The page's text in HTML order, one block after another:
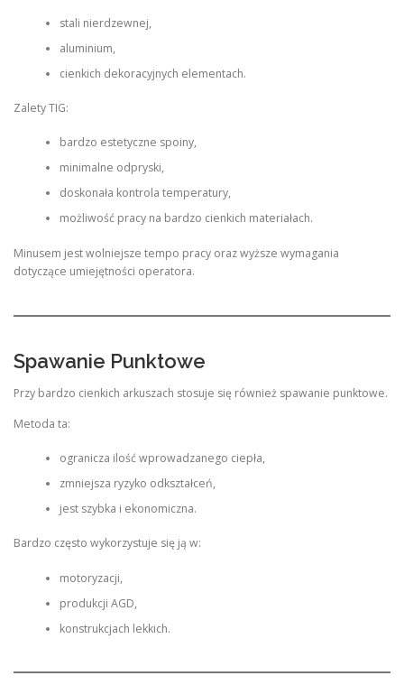
stali nierdzewnej,
aluminium,
cienkich dekoracyjnych elementach.
Zalety TIG:
bardzo estetyczne spoiny,
minimalne odpryski,
doskonała kontrola temperatury,
możliwość pracy na bardzo cienkich materiałach.
Minusem jest wolniejsze tempo pracy oraz wyższe wymagania
dotyczące umiejętności operatora.
Spawanie Punktowe
Przy bardzo cienkich arkuszach stosuje się również spawanie punktowe.
Metoda ta:
ogranicza ilość wprowadzanego ciepła,
zmniejsza ryzyko odkształceń,
jest szybka i ekonomiczna.
Bardzo często wykorzystuje się ją w:
motoryzacji,
produkcji AGD,
konstrukcjach lekkich.